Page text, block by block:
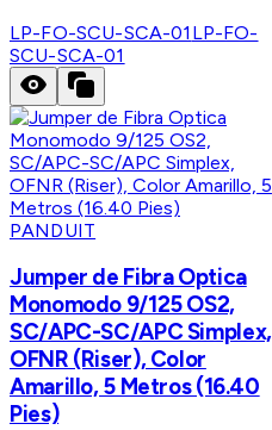
LP-FO-SCU-SCA-01 LP-FO-
SCU-SCA-01
PANDUIT
Jumper de Fibra Optica
Monomodo 9/125 OS2,
SC/APC-SC/APC Simplex,
OFNR (Riser), Color
Amarillo, 5 Metros (16.40
Pies)